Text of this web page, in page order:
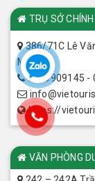
CHI NHÁNH
TRỤ SỞ
386/71C Lê
Minh
0899909145 -
https://
VĂN PHÒNG